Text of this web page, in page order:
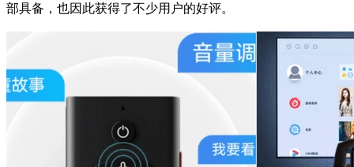
部具备，也因此获得了不少用户的好评。